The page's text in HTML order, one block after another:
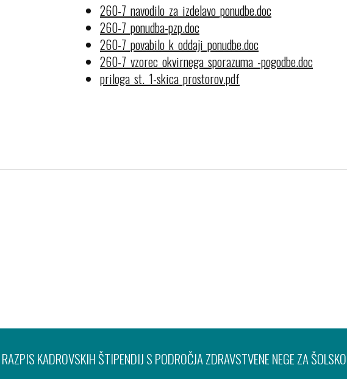
260-7_navodilo_za_izdelavo_ponudbe.doc
260-7_ponudba-pzp.doc
260-7_povabilo_k_oddaji_ponudbe.doc
260-7_vzorec_okvirnega_sporazuma_-pogodbe.doc
priloga_st._1-skica_prostorov.pdf
RAZPIS KADROVSKIH ŠTIPENDIJ S PODROČJA ZDRAVSTVENE NEGE ZA